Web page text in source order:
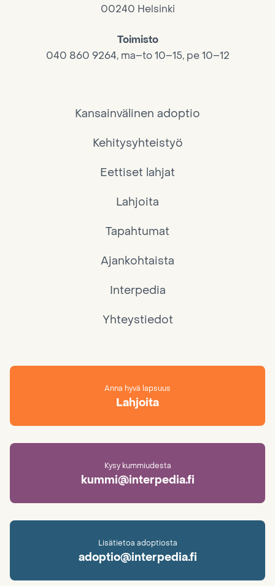
00240 Helsinki
Toimisto
040 860 9264, ma–to 10–15, pe 10–12
Kansainvälinen adoptio
Kehitysyhteistyö
Eettiset lahjat
Lahjoita
Tapahtumat
Ajankohtaista
Interpedia
Yhteystiedot
Anna hyvä lapsuus
Lahjoita
Kysy kummiudesta
kummi@interpedia.fi
Lisätietoa adoptiosta
adoptio@interpedia.fi